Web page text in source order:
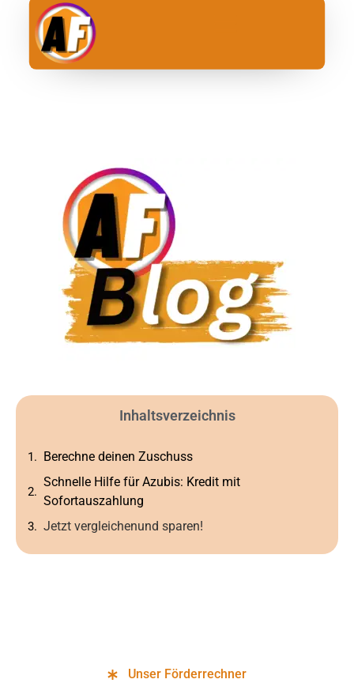
Inhaltsverzeichnis
Berechne deinen Zuschuss
Schnelle Hilfe für Azubis: Kredit mit
Sofortauszahlung
Jetzt vergleichenund sparen!
Unser Förderrechner